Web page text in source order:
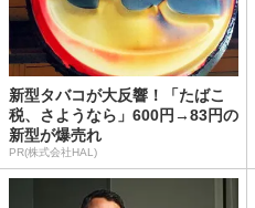
新型タバコが大反響！「たばこ
税、さようなら」600円→83円の
新型が爆売れ
PR(株式会社HAL)